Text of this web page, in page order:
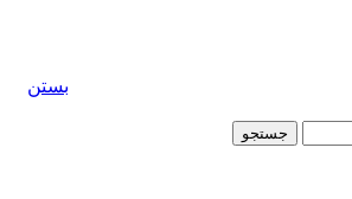
بستن
جستجو